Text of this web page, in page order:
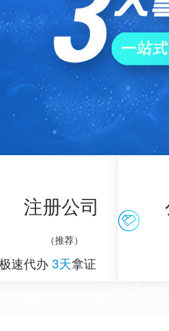
注册公司
（推荐）
速代办 3天拿证